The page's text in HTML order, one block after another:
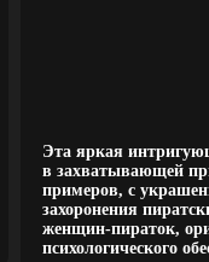
Эта яркая
в захватывающей
примеров, с
захоронения
женщин-пираток,
психологического